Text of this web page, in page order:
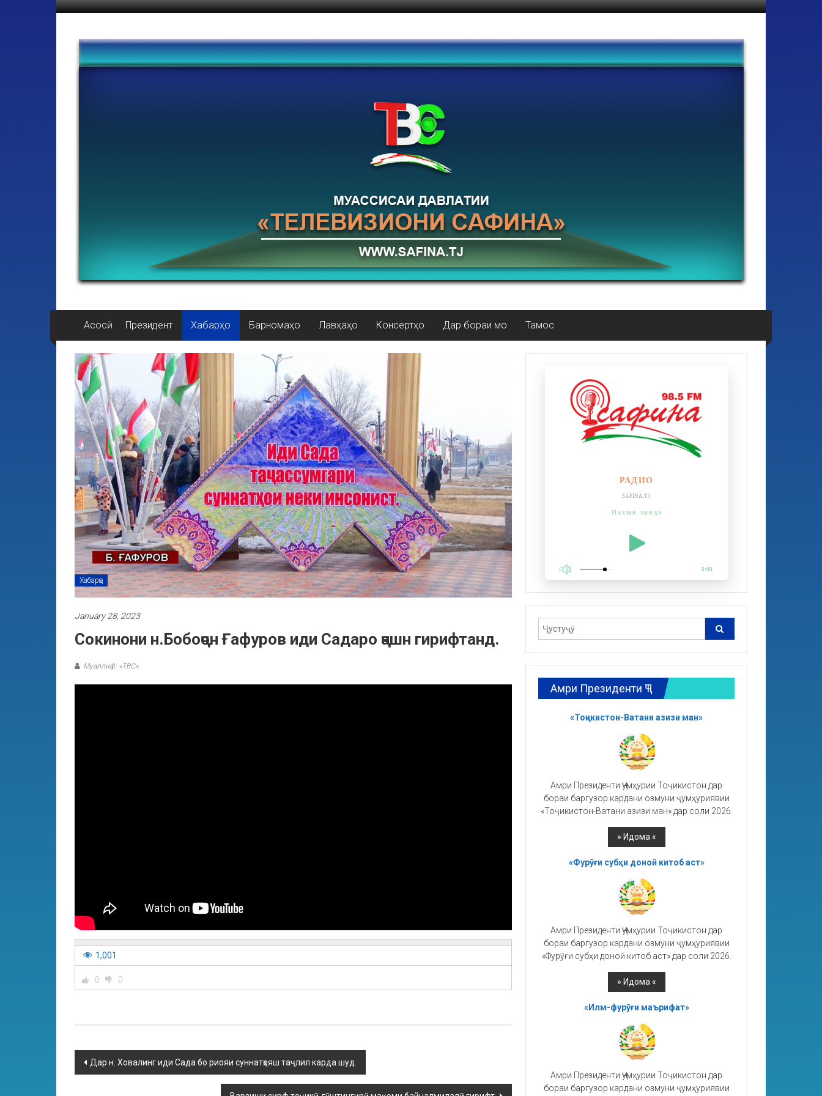
Асосӣ Президент Хабарҳо Барномаҳо Лавҳаҳо Консертҳо Дар бораи мо Тамос
Хабарҳо
January 28, 2023
Сокинони н.Бобоҷон Ғафуров иди Садаро ҷашн гирифтанд.
Муаллиф: «ТВС»
1,001
0 0
Дар н. Ховалинг иди Сада бо риояи суннатҳояш таҷлил карда шуд.
РАДИО
SAFINA.TJ
Пахши зинда
0:00
Амри Президенти ҶТ
«Тоҷикистон-Ватани азизи ман»
Амри Президенти Ҷумҳурии Тоҷикистон дар
бораи баргузор кардани озмуни ҷумҳуриявии
«Тоҷикистон-Ватани азизи ман» дар соли 2026.
«Фурӯғи субҳи доноӣ китоб аст»
Амри Президенти Ҷумҳурии Тоҷикистон дар
бораи баргузор кардани озмуни ҷумҳуриявии
«Фурӯғи субҳи доноӣ китоб аст» дар соли 2026.
«Илм-фурӯғи маърифат»
Амри Президенти Ҷумҳурии Тоҷикистон дар
бораи баргузор кардани озмуни ҷумҳуриявии